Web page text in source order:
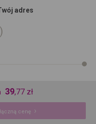
adres
39,77 zł
cenę